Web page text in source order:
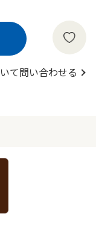
て問い合わせる